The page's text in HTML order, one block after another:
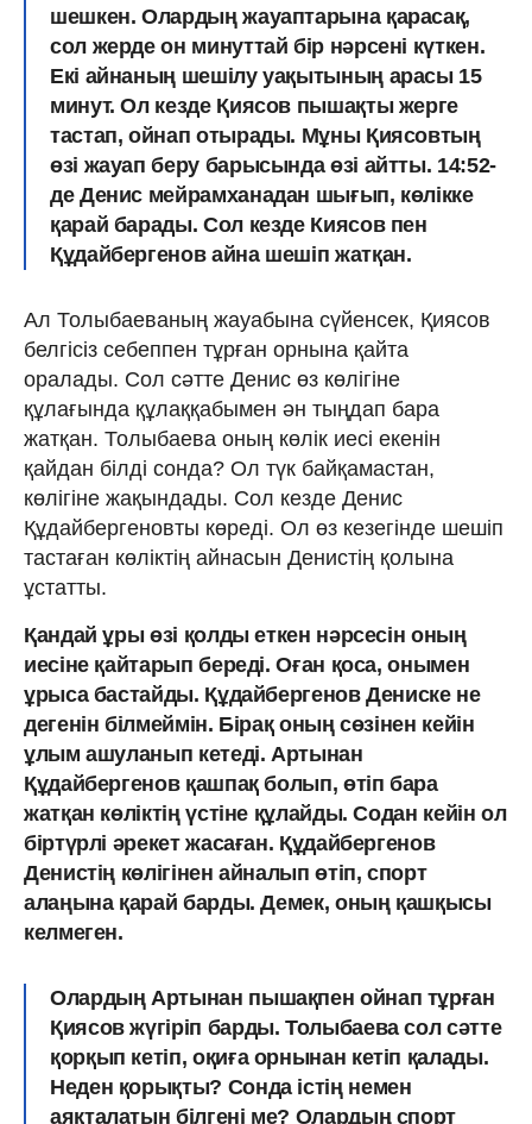
шешкен. Олардың жауаптарына қарасақ,
сол жерде он минуттай бір нәрсені күткен.
Екі айнаның шешілу уақытының арасы 15
минут. Ол кезде Қиясов пышақты жерге
тастап, ойнап отырады. Мұны Қиясовтың
өзі жауап беру барысында өзі айтты. 14:52-
де Денис мейрамxанадан шығып, көлікке
қарай барады. Сол кезде Киясов пен
Құдайбергенов айна шешіп жатқан.
Ал Толыбаеваның жауабына сүйенсек, Қиясов
белгісіз себеппен тұрған орнына қайта
оралады. Сол сәтте Денис өз көлігіне
құлағында құлаққабымен ән тыңдап бара
жатқан. Толыбаева оның көлік иесі екенін
қайдан білді сонда? Ол түк байқамастан,
көлігіне жақындады. Сол кезде Денис
Құдайбергеновты көреді. Ол өз кезегінде шешіп
тастаған көліктің айнасын Денистің қолына
ұстатты.
Қандай ұры өзі қолды еткен нәрсесін оның
иесіне қайтарып береді. Оған қоса, онымен
ұрыса бастайды. Құдайбергенов Дениске не
дегенін білмеймін. Бірақ оның сөзінен кейін
ұлым ашуланып кетеді. Артынан
Құдайбергенов қашпақ болып, өтіп бара
жатқан көліктің үстіне құлайды. Содан кейін ол
біртүрлі әрекет жасаған. Құдайбергенов
Денистің көлігінен айналып өтіп, спорт
алаңына қарай барды. Демек, оның қашқысы
келмеген.
Олардың Артынан пышақпен ойнап тұрған
Қиясов жүгіріп барды. Толыбаева сол сәтте
қорқып кетіп, оқиға орнынан кетіп қалады.
Неден қорықты? Сонда істің немен
аяқталатын білгені ме? Олардың спорт